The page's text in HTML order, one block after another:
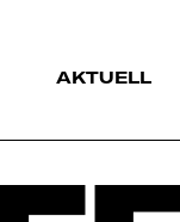
AKTUELL